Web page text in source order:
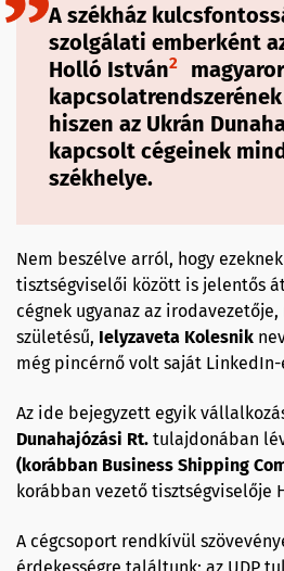
A székház
szolgálati emberként
Holló István2
hiszen az Ukrán
kapcsolt cégeinek
székhelye.
Nem beszélve arról, hogy
tisztségviselői között is jelentős
cégnek ugyanaz az irodavezetője,
születésű, Ielyzaveta Kolesnik
még pincérnő volt saját
Az ide bejegyzett egyik
Dunahajózási Rt. tulajdonában
(korábban Business Shipping
korábban vezető tisztségviselője
A cégcsoport rendkívül
érdekességre találtunk: az UDP